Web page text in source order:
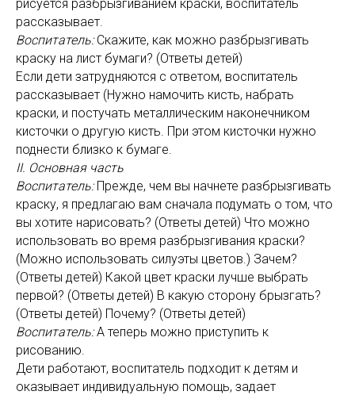
рисуется разбрызгиванием краски, воспитатель
рассказывает.
Воспитатель:Скажите, как можно разбрызгивать
краску на лист бумаги? (Ответы детей)
Если дети затрудняются с ответом, воспитатель
рассказывает (Нужно намочить кисть, набрать
краски, и постучать металлическим наконечником
кисточки о другую кисть. При этом кисточки нужно
поднести близко к бумаге.
II. Основная часть
Воспитатель:Прежде, чем вы начнете разбрызгивать
краску, я предлагаю вам сначала подумать о том, что
вы хотите нарисовать? (Ответы детей) Что можно
использовать во время разбрызгивания краски?
(Можно использовать силуэты цветов.) Зачем?
(Ответы детей) Какой цвет краски лучше выбрать
первой? (Ответы детей) В какую сторону брызгать?
(Ответы детей) Почему? (Ответы детей)
Воспитатель:А теперь можно приступить к
рисованию.
Дети работают, воспитатель подходит к детям и
оказывает индивидуальную помощь, задает